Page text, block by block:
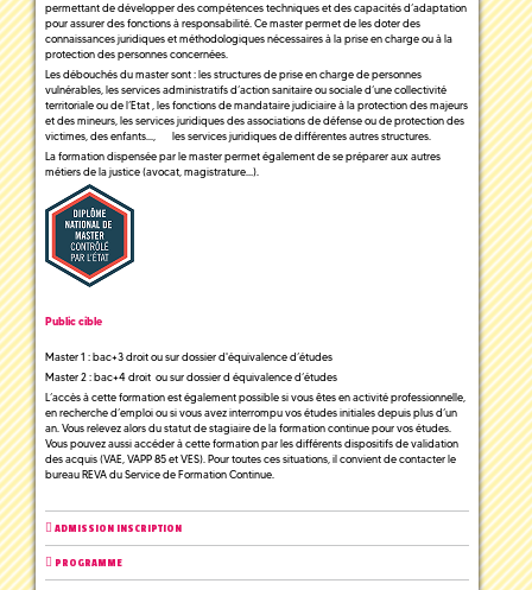
permettant de développer des compétences techniques et des capacités d’adaptation
pour assurer des fonctions à responsabilité. Ce master permet de les doter des
connaissances juridiques et méthodologiques nécessaires à la prise en charge ou à la
protection des personnes concernées.
Les débouchés du master sont : les structures de prise en charge de personnes
vulnérables, les services administratifs d’action sanitaire ou sociale d’une collectivité
territoriale ou de l’Etat , les fonctions de mandataire judiciaire à la protection des majeurs
et des mineurs, les services juridiques des associations de défense ou de protection des
victimes, des enfants..., les services juridiques de différentes autres structures.
La formation dispensée par le master permet également de se préparer aux autres
métiers de la justice (avocat, magistrature…).
Public cible
Master 1 : bac+3 droit ou sur dossier d'équivalence d’études
Master 2 : bac+4 droit ou sur dossier d équivalence d’études
L’accès à cette formation est également possible si vous êtes en activité professionnelle,
en recherche d’emploi ou si vous avez interrompu vos études initiales depuis plus d’un
an. Vous relevez alors du statut de stagiaire de la formation continue pour vos études.
Vous pouvez aussi accéder à cette formation par les différents dispositifs de validation
des acquis (VAE, VAPP 85 et VES). Pour toutes ces situations, il convient de contacter le
bureau REVA du Service de Formation Continue.
ADMISSION INSCRIPTION
PROGRAMME